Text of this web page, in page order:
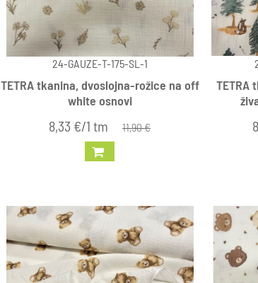
24-GAUZE-T-175-SL-1
TETRA tkanina, dvoslojna-rožice na off
white osnovi
8,33 €/1 tm 11,90 €
TETRA